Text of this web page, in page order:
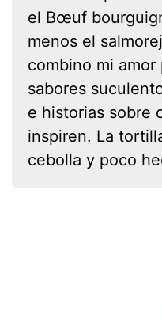
el Bœuf
menos el
combino mi
sabores
e historias sobre
inspiren. La
cebolla y poco